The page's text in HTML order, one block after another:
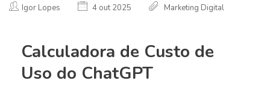
Igor Lopes 4 out 2025 Marketing Digital
Calculadora de Custo de
Uso do ChatGPT